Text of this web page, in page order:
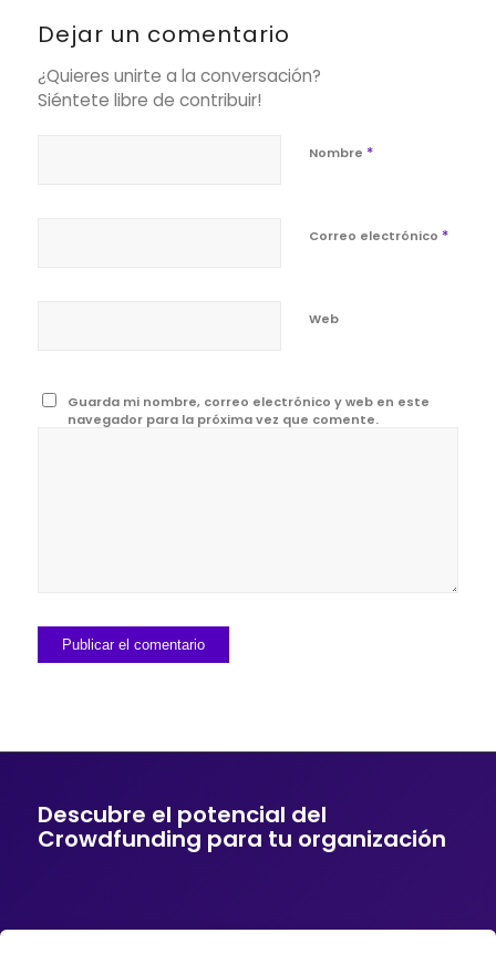
Dejar un comentario
¿Quieres unirte a la conversación?
Siéntete libre de contribuir!
Nombre *
Correo electrónico *
Web
Guarda mi nombre, correo electrónico y web en este
navegador para la próxima vez que comente.
Descubre el potencial del
Crowdfunding para tu organización